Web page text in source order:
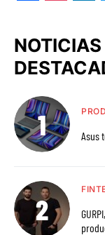
NOTICIAS
Asus
GURPI, la